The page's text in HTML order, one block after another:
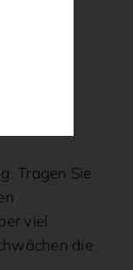
Tragen Sie
viel
die